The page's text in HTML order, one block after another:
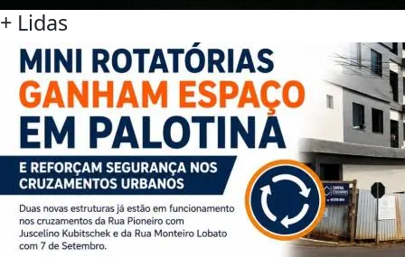
+ Lidas